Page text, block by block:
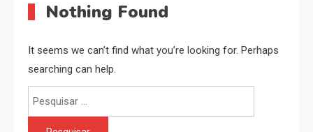
Nothing Found
It seems we can’t find what you’re looking for. Perhaps
searching can help.
Pesquisar
por: